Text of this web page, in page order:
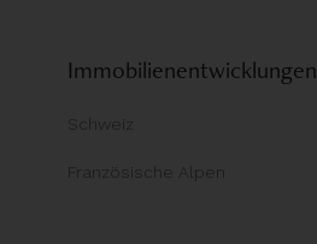
Immobilienentwicklungen
Schweiz
Französische Alpen